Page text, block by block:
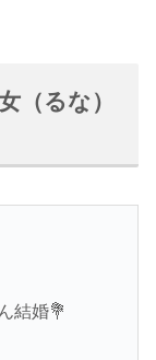
（るな）
結婚💐